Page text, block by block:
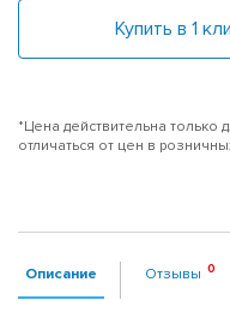
Купить в 1
*Цена действительна только
отличаться от цен в
Описание Отзывы